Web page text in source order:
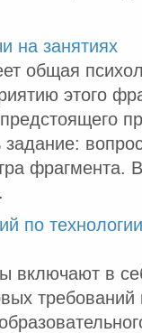
на занятиях
общая
этого
фрагмента.
по
включают в
требований